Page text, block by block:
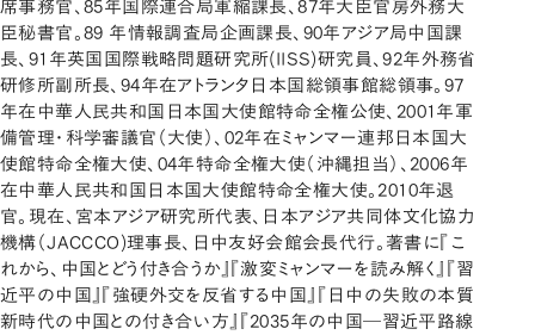
席事務官、85年国際連合局軍縮課長、87年大臣官房外務大
臣秘書官。89 年情報調査局企画課長、90年アジア局中国課
長、91年英国国際戦略問題研究所(IISS)研究員、92年外務省
研修所副所長、94年在アトランタ日本国総領事館総領事。97
年在中華人民共和国日本国大使館特命全権公使、2001年軍
備管理・科学審議官（大使）、02年在ミャンマー連邦日本国大
使館特命全権大使、04年特命全権大使（沖縄担当）、2006年
在中華人民共和国日本国大使館特命全権大使。2010年退
官。現在、宮本アジア研究所代表、日本アジア共同体文化協力
機構（JACCCO)理事長、日中友好会館会長代行。著書に『こ
れから、中国とどう付き合うか』『激変ミャンマーを読み解く』『習
近平の中国』『強硬外交を反省する中国』『日中の失敗の本質
新時代の中国との付き合い方』『2035年の中国―習近平路線